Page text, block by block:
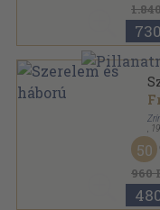
730
960
50